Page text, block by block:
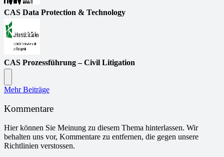
CAS Data Protection & Technology
CAS Prozessführung – Civil Litigation
Mehr Beiträge
Kommentare
Hier können Sie Meinung zu diesem Thema hinterlassen. Wir
behalten uns vor, Kommentare zu entfernen, die gegen unsere
Richtlinien verstossen.